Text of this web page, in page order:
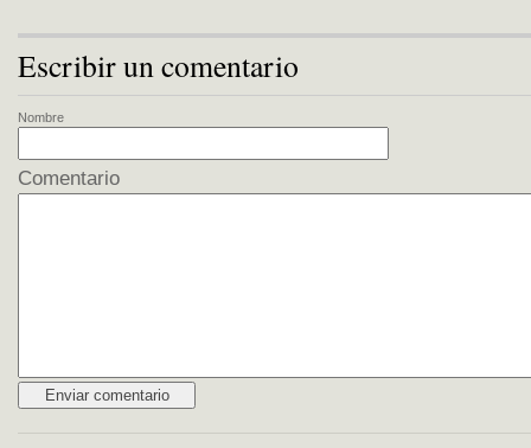
Escribir un comentario
Nombre
Comentario